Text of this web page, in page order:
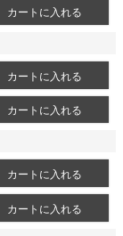
カートに入れる
カートに入れる
カートに入れる
カートに入れる
カートに入れる